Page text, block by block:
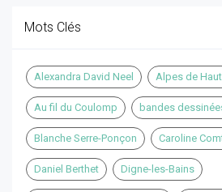
Mots Clés
Alexandra David Neel Alpes de
Au fil du Coulomp bandes
Blanche Serre-Ponçon Caroline
Daniel Berthet Digne-les-Bains